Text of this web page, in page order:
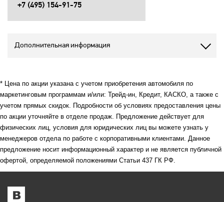
+7 (495) 154-91-75
Дополнительная информация
* Цена по акции указана с учетом приобретения автомобиля по
маркетинговым программам и/или: Трейд-ин, Кредит, КАСКО, а также с
учетом прямых скидок. Подробности об условиях предоставления цены
по акции уточняйте в отделе продаж. Предложение действует для
физических лиц, условия для юридических лиц вы можете узнать у
менеджеров отдела по работе с корпоративными клиентами. Данное
предложение носит информационный характер и не является публичной
офертой, определяемой положениями Статьи 437 ГК РФ.